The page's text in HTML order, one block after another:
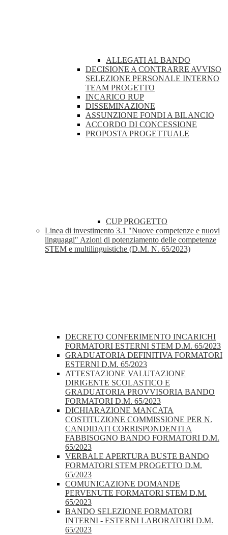
ALLEGATI AL BANDO
DECISIONE A CONTRARRE AVVISO
SELEZIONE PERSONALE INTERNO
TEAM PROGETTO
INCARICO RUP
DISSEMINAZIONE
ASSUNZIONE FONDI A BILANCIO
ACCORDO DI CONCESSIONE
PROPOSTA PROGETTUALE
CUP PROGETTO
Linea di investimento 3.1 "Nuove competenze e nuovi
linguaggi" Azioni di potenziamento delle competenze
STEM e multilinguistiche (D.M. N. 65/2023)
DECRETO CONFERIMENTO INCARICHI
FORMATORI ESTERNI STEM D.M. 65/2023
GRADUATORIA DEFINITIVA FORMATORI
ESTERNI D.M. 65/2023
ATTESTAZIONE VALUTAZIONE
DIRIGENTE SCOLASTICO E
GRADUATORIA PROVVISORIA BANDO
FORMATORI D.M. 65/2023
DICHIARAZIONE MANCATA
COSTITUZIONE COMMISSIONE PER N.
CANDIDATI CORRISPONDENTI A
FABBISOGNO BANDO FORMATORI D.M.
65/2023
VERBALE APERTURA BUSTE BANDO
FORMATORI STEM PROGETTO D.M.
65/2023
COMUNICAZIONE DOMANDE
PERVENUTE FORMATORI STEM D.M.
65/2023
BANDO SELEZIONE FORMATORI
INTERNI - ESTERNI LABORATORI D.M.
65/2023